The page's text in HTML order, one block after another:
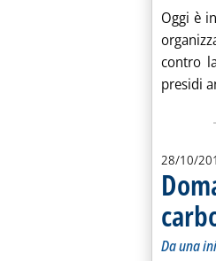
Oggi è
contro
presidi
28/10/
Da una